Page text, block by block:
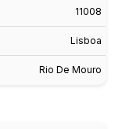
11008
Lisboa
Rio De Mouro